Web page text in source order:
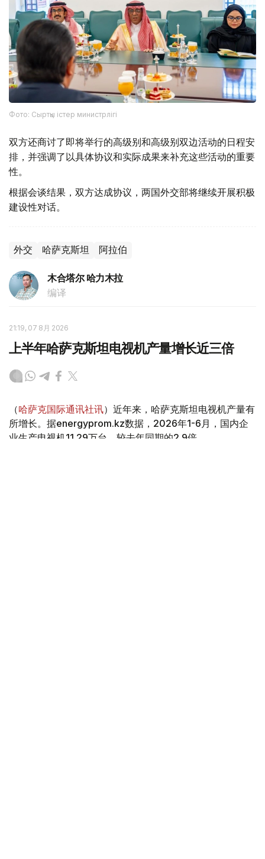
Фото: Сыртқы істер министрлігі
双方还商讨了即将举行的高级别和高级别双边活动的日程安
排，并强调了以具体协议和实际成果来补充这些活动的重要
性。
根据会谈结果，双方达成协议，两国外交部将继续开展积极
建设性对话。
外交 哈萨克斯坦 阿拉伯
木合塔尔 哈力木拉
编译
21:19, 07 8月 2026
上半年哈萨克斯坦电视机产量增长近三倍
（哈萨克国际通讯社讯）近年来，哈萨克斯坦电视机产量有
所增长。据energyprom.kz数据，2026年1-6月，国内企
业生产电视机11.29万台，较去年同期的2.9倍。